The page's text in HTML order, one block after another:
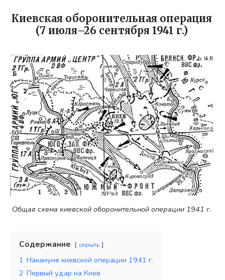
Киевская оборонительная операция
(7 июля–26 сентября 1941 г.)
Общая схема киевской оборонительной операции 1941 г.
Содержание скрыть
1 Накануне киевской операции 1941 г.
2 Первый удар на Киев